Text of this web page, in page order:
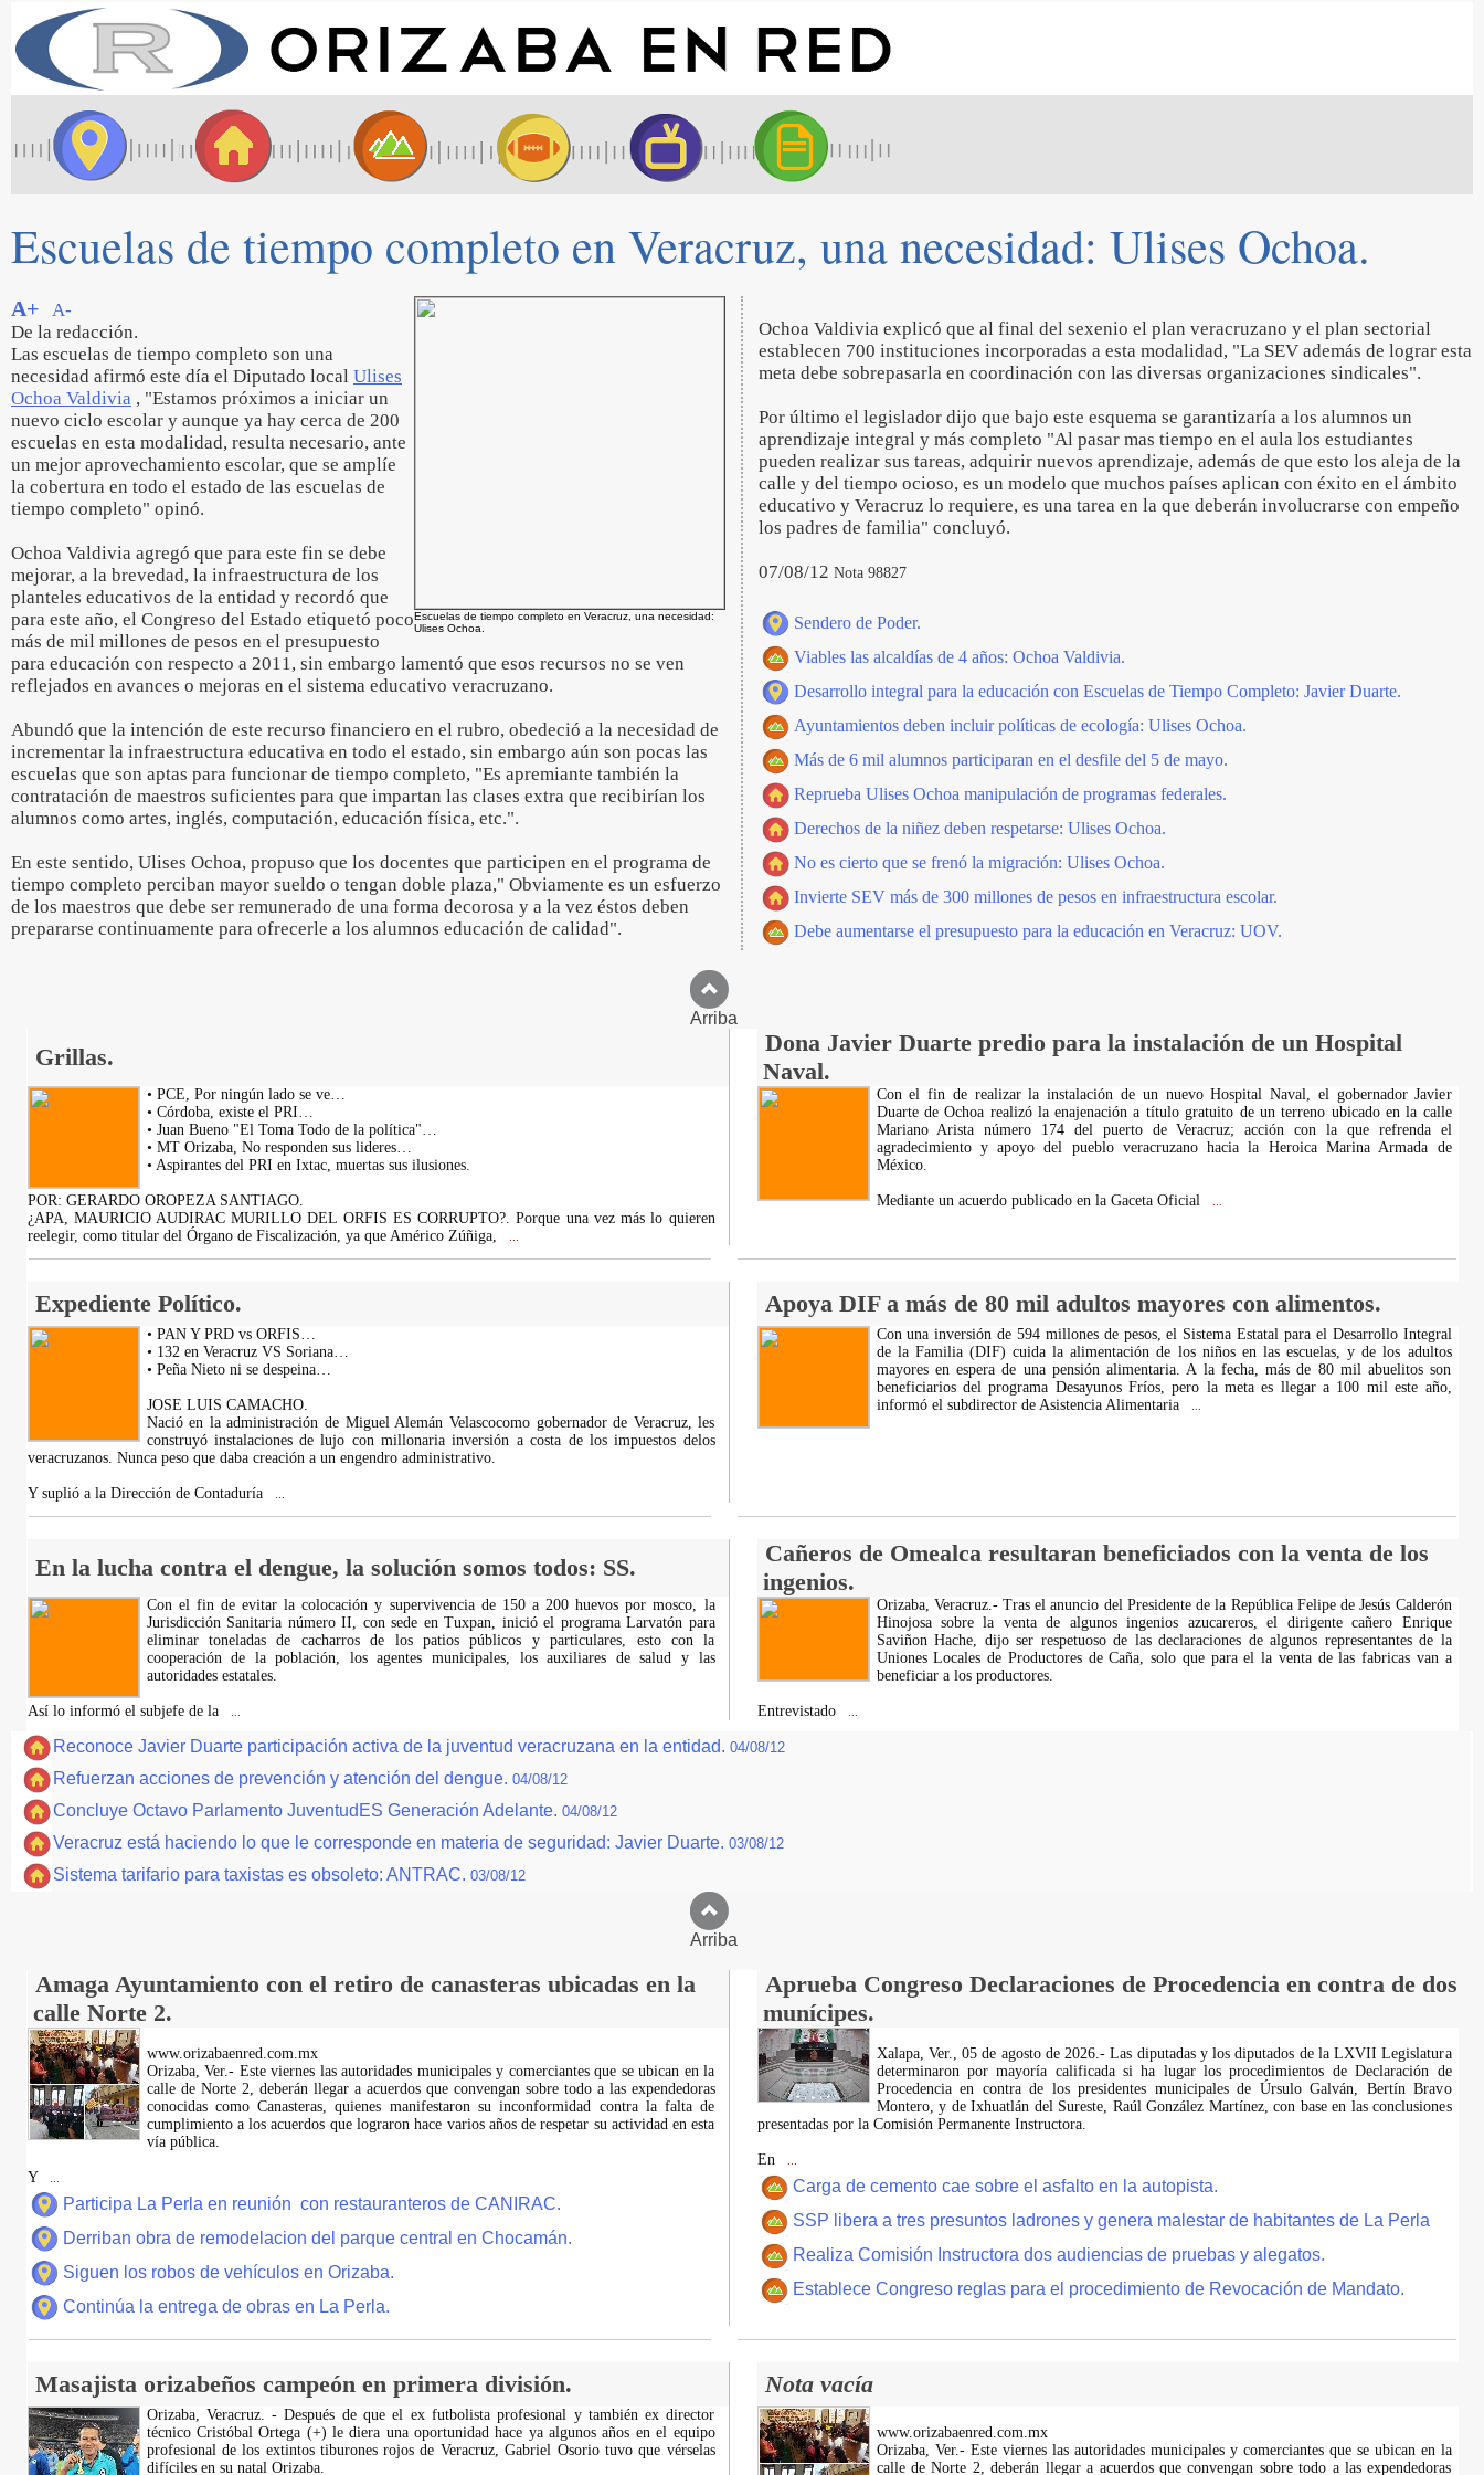
Escuelas de tiempo completo en Veracruz, una necesidad: Ulises Ochoa.
Escuelas de tiempo completo en Veracruz, una necesidad:
Ulises Ochoa.
A+
A-
De la redacción.
Las escuelas de tiempo completo son una
necesidad afirmó este día el Diputado local Ulises
Ochoa Valdivia , "Estamos próximos a iniciar un
nuevo ciclo escolar y aunque ya hay cerca de 200
escuelas en esta modalidad, resulta necesario, ante
un mejor aprovechamiento escolar, que se amplíe
la cobertura en todo el estado de las escuelas de
tiempo completo" opinó.
Ochoa Valdivia agregó que para este fin se debe
mejorar, a la brevedad, la infraestructura de los
planteles educativos de la entidad y recordó que
para este año, el Congreso del Estado etiquetó poco
más de mil millones de pesos en el presupuesto
para educación con respecto a 2011, sin embargo lamentó que esos recursos no se ven
reflejados en avances o mejoras en el sistema educativo veracruzano.
Abundó que la intención de este recurso financiero en el rubro, obedeció a la necesidad de
incrementar la infraestructura educativa en todo el estado, sin embargo aún son pocas las
escuelas que son aptas para funcionar de tiempo completo, "Es apremiante también la
contratación de maestros suficientes para que impartan las clases extra que recibirían los
alumnos como artes, inglés, computación, educación física, etc.".
En este sentido, Ulises Ochoa, propuso que los docentes que participen en el programa de
tiempo completo perciban mayor sueldo o tengan doble plaza," Obviamente es un esfuerzo
de los maestros que debe ser remunerado de una forma decorosa y a la vez éstos deben
prepararse continuamente para ofrecerle a los alumnos educación de calidad".
Ochoa Valdivia explicó que al final del sexenio el plan veracruzano y el plan sectorial
establecen 700 instituciones incorporadas a esta modalidad, "La SEV además de lograr esta
meta debe sobrepasarla en coordinación con las diversas organizaciones sindicales".
Por último el legislador dijo que bajo este esquema se garantizaría a los alumnos un
aprendizaje integral y más completo "Al pasar mas tiempo en el aula los estudiantes
pueden realizar sus tareas, adquirir nuevos aprendizaje, además de que esto los aleja de la
calle y del tiempo ocioso, es un modelo que muchos países aplican con éxito en el ámbito
educativo y Veracruz lo requiere, es una tarea en la que deberán involucrarse con empeño
los padres de familia" concluyó.
07/08/12 Nota 98827
Sendero de Poder.
Viables las alcaldías de 4 años: Ochoa Valdivia.
Desarrollo integral para la educación con Escuelas de Tiempo Completo: Javier Duarte.
Ayuntamientos deben incluir políticas de ecología: Ulises Ochoa.
Más de 6 mil alumnos participaran en el desfile del 5 de mayo.
Reprueba Ulises Ochoa manipulación de programas federales.
Derechos de la niñez deben respetarse: Ulises Ochoa.
No es cierto que se frenó la migración: Ulises Ochoa.
Invierte SEV más de 300 millones de pesos en infraestructura escolar.
Debe aumentarse el presupuesto para la educación en Veracruz: UOV.
Arriba
Grillas.
Dona Javier Duarte predio para la instalación de un Hospital
Naval.
• PCE, Por ningún lado se ve…
• Córdoba, existe el PRI…
• Juan Bueno "El Toma Todo de la política"…
• MT Orizaba, No responden sus lideres…
• Aspirantes del PRI en Ixtac, muertas sus ilusiones.
POR: GERARDO OROPEZA SANTIAGO.
¿APA, MAURICIO AUDIRAC MURILLO DEL ORFIS ES CORRUPTO?. Porque una vez más lo quieren
reelegir, como titular del Órgano de Fiscalización, ya que Américo Zúñiga,
Con el fin de realizar la instalación de un nuevo Hospital Naval, el gobernador Javier
Duarte de Ochoa realizó la enajenación a título gratuito de un terreno ubicado en la calle
Mariano Arista número 174 del puerto de Veracruz; acción con la que refrenda el
agradecimiento y apoyo del pueblo veracruzano hacia la Heroica Marina Armada de
México.
Mediante un acuerdo publicado en la Gaceta Oficial
Expediente Político. Apoya DIF a más de 80 mil adultos mayores con alimentos.
• PAN Y PRD vs ORFIS…
• 132 en Veracruz VS Soriana…
• Peña Nieto ni se despeina…
JOSE LUIS CAMACHO.
Nació en la administración de Miguel Alemán Velascocomo gobernador de Veracruz, les
construyó instalaciones de lujo con millonaria inversión a costa de los impuestos delos
veracruzanos. Nunca peso que daba creación a un engendro administrativo.
Y suplió a la Dirección de Contaduría
Con una inversión de 594 millones de pesos, el Sistema Estatal para el Desarrollo Integral
de la Familia (DIF) cuida la alimentación de los niños en las escuelas, y de los adultos
mayores en espera de una pensión alimentaria. A la fecha, más de 80 mil abuelitos son
beneficiarios del programa Desayunos Fríos, pero la meta es llegar a 100 mil este año,
informó el subdirector de Asistencia Alimentaria
En la lucha contra el dengue, la solución somos todos: SS.
Cañeros de Omealca resultaran beneficiados con la venta de los
ingenios.
Con el fin de evitar la colocación y supervivencia de 150 a 200 huevos por mosco, la
Jurisdicción Sanitaria número II, con sede en Tuxpan, inició el programa Larvatón para
eliminar toneladas de cacharros de los patios públicos y particulares, esto con la
cooperación de la población, los agentes municipales, los auxiliares de salud y las
autoridades estatales.
Así lo informó el subjefe de la
Orizaba, Veracruz.- Tras el anuncio del Presidente de la República Felipe de Jesús Calderón
Hinojosa sobre la venta de algunos ingenios azucareros, el dirigente cañero Enrique
Saviñon Hache, dijo ser respetuoso de las declaraciones de algunos representantes de la
Uniones Locales de Productores de Caña, solo que para el la venta de las fabricas van a
beneficiar a los productores.
Entrevistado
Reconoce Javier Duarte participación activa de la juventud veracruzana en la entidad. 04/08/12
Refuerzan acciones de prevención y atención del dengue. 04/08/12
Concluye Octavo Parlamento JuventudES Generación Adelante. 04/08/12
Veracruz está haciendo lo que le corresponde en materia de seguridad: Javier Duarte. 03/08/12
Sistema tarifario para taxistas es obsoleto: ANTRAC. 03/08/12
Arriba
Amaga Ayuntamiento con el retiro de canasteras ubicadas en la
calle Norte 2.
Aprueba Congreso Declaraciones de Procedencia en contra de dos
munícipes.
www.orizabaenred.com.mx
Orizaba, Ver.- Este viernes las autoridades municipales y comerciantes que se ubican en la
calle de Norte 2, deberán llegar a acuerdos que convengan sobre todo a las expendedoras
conocidas como Canasteras, quienes manifestaron su inconformidad contra la falta de
cumplimiento a los acuerdos que lograron hace varios años de respetar su actividad en esta
vía pública.
Y
Participa La Perla en reunión con restauranteros de CANIRAC.
Derriban obra de remodelacion del parque central en Chocamán.
Siguen los robos de vehículos en Orizaba.
Continúa la entrega de obras en La Perla.
Xalapa, Ver., 05 de agosto de 2026.- Las diputadas y los diputados de la LXVII Legislatura
determinaron por mayoría calificada si ha lugar los procedimientos de Declaración de
Procedencia en contra de los presidentes municipales de Úrsulo Galván, Bertín Bravo
Montero, y de Ixhuatlán del Sureste, Raúl González Martínez, con base en las conclusiones
presentadas por la Comisión Permanente Instructora.
En
Carga de cemento cae sobre el asfalto en la autopista.
SSP libera a tres presuntos ladrones y genera malestar de habitantes de La Perla
Realiza Comisión Instructora dos audiencias de pruebas y alegatos.
Establece Congreso reglas para el procedimiento de Revocación de Mandato.
Masajista orizabeños campeón en primera división. Nota vacía
Orizaba, Veracruz. - Después de que el ex futbolista profesional y también ex director
técnico Cristóbal Ortega (+) le diera una oportunidad hace ya algunos años en el equipo
profesional de los extintos tiburones rojos de Veracruz, Gabriel Osorio tuvo que vérselas
difíciles en su natal Orizaba.
www.orizabaenred.com.mx
Orizaba, Ver.- Este viernes las autoridades municipales y comerciantes que se ubican en la
calle de Norte 2, deberán llegar a acuerdos que convengan sobre todo a las expendedoras